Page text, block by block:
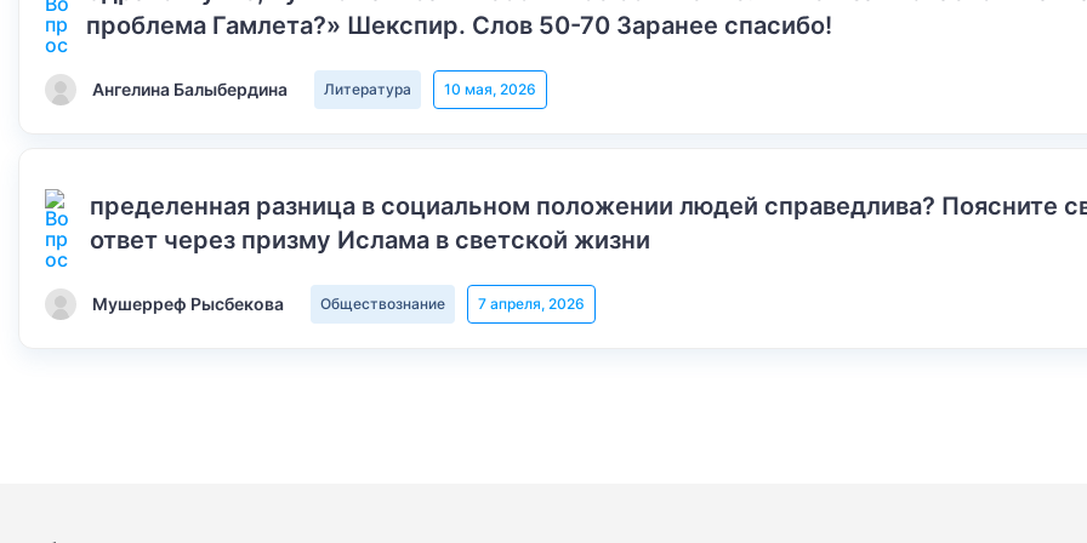
проблема Гамлета?» Шекспир. Слов 50-70 Заранее спасибо!
Ангелина Балыбердина Литература 10 мая, 2026
пределенная разница в социальном положении людей справедлива? Поясните
ответ через призму Ислама в светской жизни
Мушерреф Рысбекова Обществознание 7 апреля, 2026